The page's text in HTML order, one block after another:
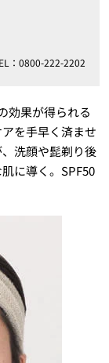
：0800-222-2202
効果が得られる
を手早く済ませ
洗顔や髭剃り後
に導く。SPF50